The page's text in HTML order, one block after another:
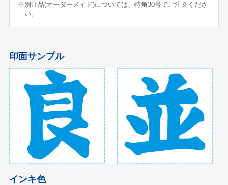
※別注品(オーダーメイド)については、特角30号でご注文くださ
い。
印面サンプル
インキ色